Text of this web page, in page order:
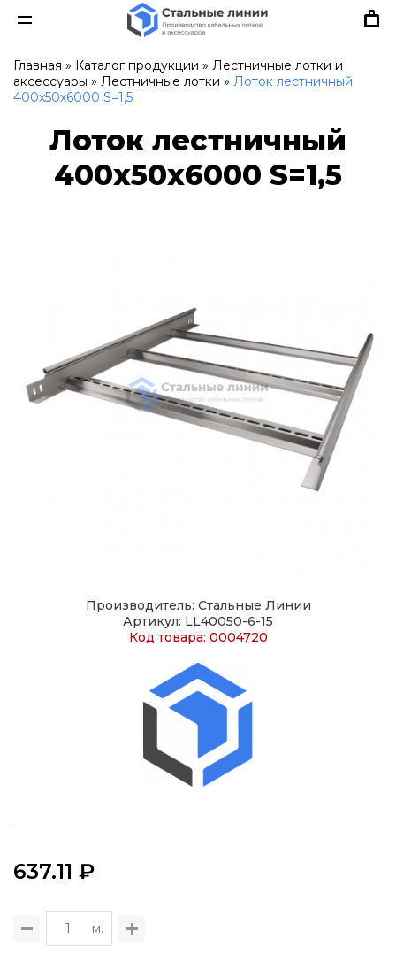
Главная » Каталог продукции » Лестничные лотки и
аксессуары » Лестничные лотки » Лоток лестничный
400х50х6000 S=1,5
Лоток лестничный
400х50х6000 S=1,5
Производитель: Стальные Линии
Артикул: LL40050-6-15
Код товара: 0004720
637.11 ₽
м.